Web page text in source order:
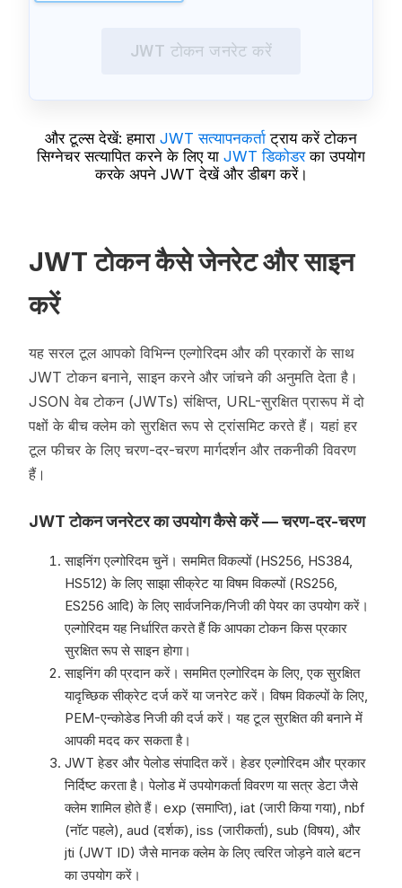
JWT टोकन जनरेट करें
और टूल्स देखें: हमारा JWT सत्यापनकर्ता ट्राय करें टोकन
सिग्नेचर सत्यापित करने के लिए या JWT डिकोडरका उपयोग
करके अपने JWT देखें और डीबग करें।
JWT टोकन कैसे जेनरेट और साइन
करें
यह सरल टूल आपको विभिन्न एल्गोरिदम और की प्रकारों के साथ
JWT टोकन बनाने, साइन करने और जांचने की अनुमति देता है।
JSON वेब टोकन (JWTs) संक्षिप्त, URL-सुरक्षित प्रारूप में दो
पक्षों के बीच क्लेम को सुरक्षित रूप से ट्रांसमिट करते हैं। यहां हर
टूल फीचर के लिए चरण-दर-चरण मार्गदर्शन और तकनीकी विवरण
हैं।
JWT टोकन जनरेटर का उपयोग कैसे करें — चरण-दर-चरण
साइनिंग एल्गोरिदम चुनें। सममित विकल्पों (HS256, HS384,
HS512) के लिए साझा सीक्रेट या विषम विकल्पों (RS256,
ES256 आदि) के लिए सार्वजनिक/निजी की पेयर का उपयोग करें।
एल्गोरिदम यह निर्धारित करते हैं कि आपका टोकन किस प्रकार
सुरक्षित रूप से साइन होगा।
साइनिंग की प्रदान करें। सममित एल्गोरिदम के लिए, एक सुरक्षित
यादृच्छिक सीक्रेट दर्ज करें या जनरेट करें। विषम विकल्पों के लिए,
PEM-एन्कोडेड निजी की दर्ज करें। यह टूल सुरक्षित की बनाने में
आपकी मदद कर सकता है।
JWT हेडर और पेलोड संपादित करें। हेडर एल्गोरिदम और प्रकार
निर्दिष्ट करता है। पेलोड में उपयोगकर्ता विवरण या सत्र डेटा जैसे
क्लेम शामिल होते हैं। exp (समाप्ति), iat (जारी किया गया), nbf
(नॉट पहले), aud (दर्शक), iss (जारीकर्ता), sub (विषय), और
jti (JWT ID) जैसे मानक क्लेम के लिए त्वरित जोड़ने वाले बटन
का उपयोग करें।